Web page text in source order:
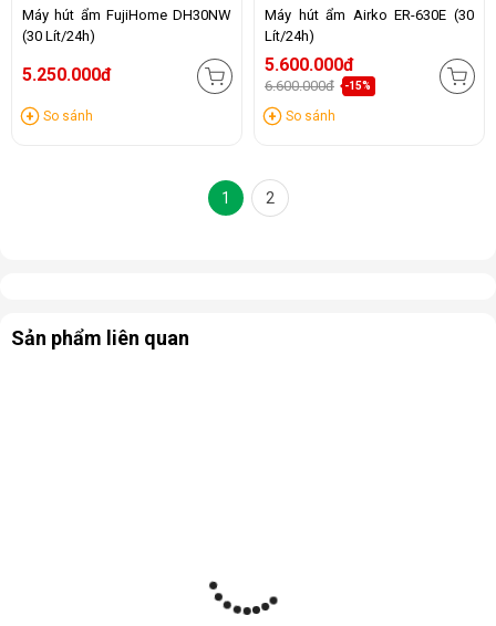
Máy hút ẩm FujiHome DH30NW
(30 Lít/24h)
5.250.000đ
So sánh
Máy hút ẩm Airko ER-630E (30
Lít/24h)
5.600.000đ
6.600.000đ -15%
So sánh
1 2
Sản phẩm liên quan